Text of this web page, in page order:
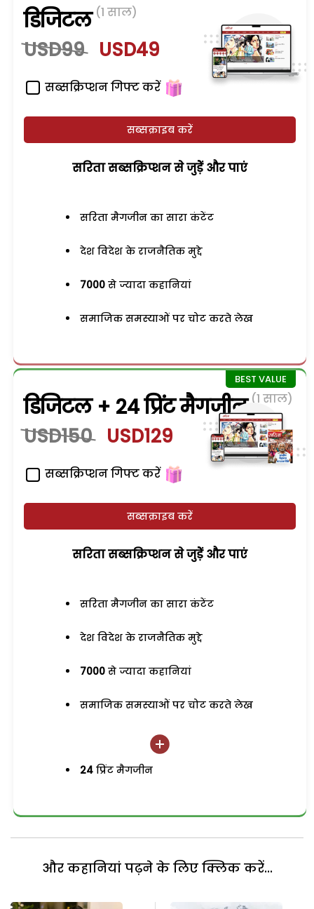
डिजिटल (1 साल)
USD99 USD49
सब्सक्रिप्शन गिफ्ट करें
सब्सक्राइब करें
सरिता सब्सक्रिप्शन से जुड़ेें और पाएं
सरिता मैगजीन का सारा कंटेंट
देश विदेश के राजनैतिक मुद्दे
7000 से ज्यादा कहानियां
समाजिक समस्याओं पर चोट करते लेख
डिजिटल + 24 प्रिंट मैगजीन (1 साल)
USD150 USD129
सब्सक्रिप्शन गिफ्ट करें
सब्सक्राइब करें
सरिता सब्सक्रिप्शन से जुड़ेें और पाएं
सरिता मैगजीन का सारा कंटेंट
देश विदेश के राजनैतिक मुद्दे
7000 से ज्यादा कहानियां
समाजिक समस्याओं पर चोट करते लेख
24 प्रिंट मैगजीन
और कहानियां पढ़ने के लिए क्लिक करें...